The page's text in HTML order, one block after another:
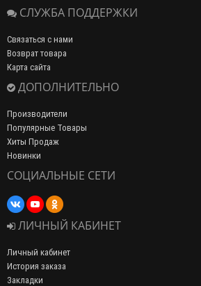
СЛУЖБА ПОДДЕРЖКИ
Связаться с нами
Возврат товара
Карта сайта
ДОПОЛНИТЕЛЬНО
Производители
Популярные Товары
Хиты Продаж
Новинки
СОЦИАЛЬНЫЕ СЕТИ
ЛИЧНЫЙ КАБИНЕТ
Личный кабинет
История заказа
Закладки